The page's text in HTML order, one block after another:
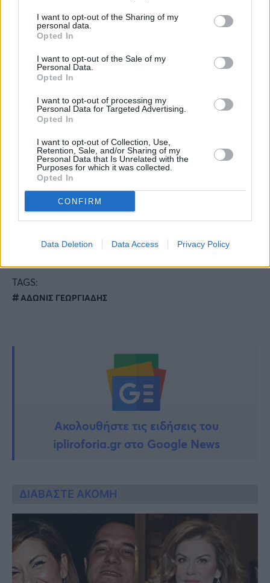
I want to opt-out of the Sharing of my
personal data.
Opted In
I want to opt-out of the Sale of my
Personal Data.
Opted In
I want to opt-out of processing my
Personal Data for Targeted Advertising.
Opted In
I want to opt-out of Collection, Use,
Retention, Sale, and/or Sharing of my
Personal Data that Is Unrelated with the
Purposes for which it was collected.
Opted In
CONFIRM
Data Deletion Data Access Privacy Policy
ΠερισσότερεςΕιδήσεις σήμερα
Η επιστήμη «μίλησε»: Το κόκκινο φρoύτο που
«καίει» το λίπος και σε σώζει από τη
χοληστερίνη
Άγιος Παΐσιος: «Οι άνθρωποι
απομακρύνθηκαν από τον Θεό και τελικά
όσα βγάζουν από τη δουλειά τα δίνουν στους
γιατρούς»
Ανατροπή: Συνεχίζεται η «υγρή» απειλή στη
χώρα – Ο καιρός μέχρι την Πρωτομαγιά
TAGS:
ΑΔΩΝΙΣ ΓΕΩΡΓΙΑΔΗΣ
Ακολουθήστε τις ειδήσεις του
ipliroforia.gr στο Google News
ΔΙΑΒΑΣΤΕ ΑΚΟΜΗ